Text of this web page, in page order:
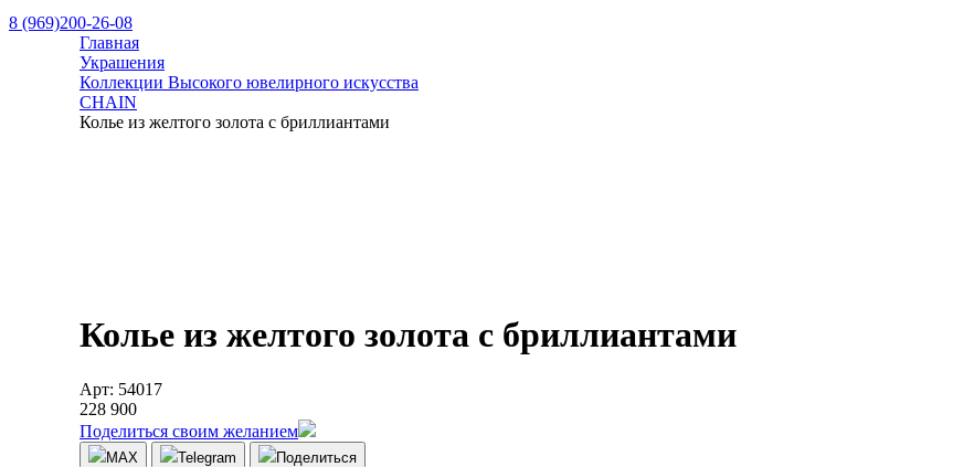
8 (969)200-26-08
Главная
Украшения
Коллекции Высокого ювелирного искусства
CHAIN
Колье из желтого золота с бриллиантами
Колье из желтого золота с бриллиантами
Арт: 54017
228 900
Поделиться своим желанием
MAX Telegram Поделиться